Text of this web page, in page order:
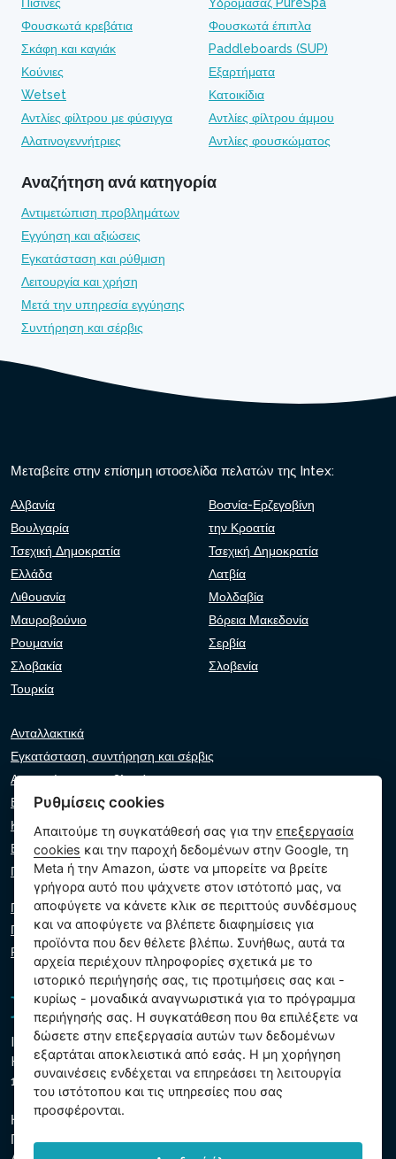
Φουσκωτά κρεβάτια
Φουσκωτά έπιπλα
Σκάφη και καγιάκ
Paddleboards (SUP)
Κούνιες
Εξαρτήματα
Wetset
Κατοικίδια
Αντλίες φίλτρου με φύσιγγα
Αντλίες φίλτρου άμμου
Αλατινογεννήτριες
Αντλίες φουσκώματος
Αναζήτηση ανά κατηγορία
Αντιμετώπιση προβλημάτων
Εγγύηση και αξιώσεις
Εγκατάσταση και ρύθμιση
Λειτουργία και χρήση
Μετά την υπηρεσία εγγύησης
Συντήρηση και σέρβις
Μεταβείτε στην επίσημη ιστοσελίδα πελατών της Intex:
Αλβανία
Βοσνία-Ερζεγοβίνη
Βουλγαρία
την Κροατία
Τσεχική Δημοκρατία
Τσεχική Δημοκρατία
Ελλάδα
Λατβία
Λιθουανία
Μολδαβία
Μαυροβούνιο
Βόρεια Μακεδονία
Ρουμανία
Σερβία
Σλοβακία
Σλοβενία
Τουρκία
Ανταλλακτικά
Εγκατάσταση, συντήρηση και σέρβις
Αντιμετώπιση προβλημάτων
Εγγυήσεις και αξιώσεις
Κατάλογος λιανοπωλητών
Εικονικός βοηθός
Γράψτε μας
Πολιτική απορρήτου
Πολιτική cookie
Ρυθμίσεις cookies
Intex Trading, s.r.o.
Hradecká 2526/3
130 00 Πράγα 3 - Τσεχική Δημοκρατία
Η εταιρεία είναι εγγεγραμμένη στο δημοτικό δικαστήριο της
Πράγας, τμήμα Γ, ένθετο 74759
Ρυθμίσεις cookies
Απαιτούμε τη συγκατάθεσή σας για τηνεπεξεργασία
cookies και την παροχή δεδομένων στην Google, τη
Meta ή την Amazon, ώστε να μπορείτε να βρείτε
γρήγορα αυτό που ψάχνετε στον ιστότοπό μας, να
αποφύγετε να κάνετε κλικ σε περιττούς συνδέσμους
και να αποφύγετε να βλέπετε διαφημίσεις για
προϊόντα που δεν θέλετε βλέπω. Συνήθως, αυτά τα
αρχεία περιέχουν πληροφορίες σχετικά με το
ιστορικό περιήγησής σας, τις προτιμήσεις σας και -
κυρίως - μοναδικά αναγνωριστικά για το πρόγραμμα
περιήγησής σας. Η συγκατάθεση που θα επιλέξετε να
δώσετε στην επεξεργασία αυτών των δεδομένων
εξαρτάται αποκλειστικά από εσάς. Η μη χορήγηση
συναινέσεις ενδέχεται να επηρεάσει τη λειτουργία
του ιστότοπου και τις υπηρεσίες που σας
προσφέρονται.